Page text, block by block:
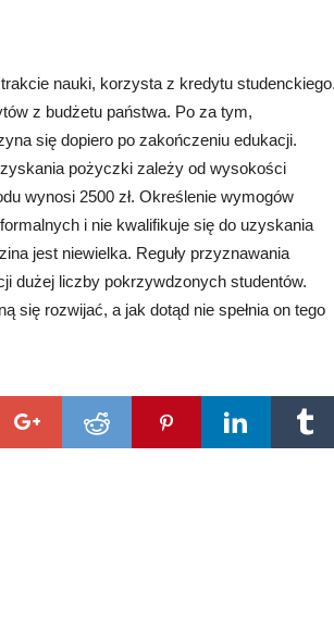
nauki, korzysta z kredytu studenckiego.
z budżetu państwa. Po za tym,
się dopiero po zakończeniu edukacji.
pożyczki zależy od wysokości
wynosi 2500 zł. Określenie wymogów
i nie kwalifikuje się do uzyskania
jest niewielka. Reguły przyznawania
dużej liczby pokrzywdzonych studentów.
się rozwijać, a jak dotąd nie spełnia on tego